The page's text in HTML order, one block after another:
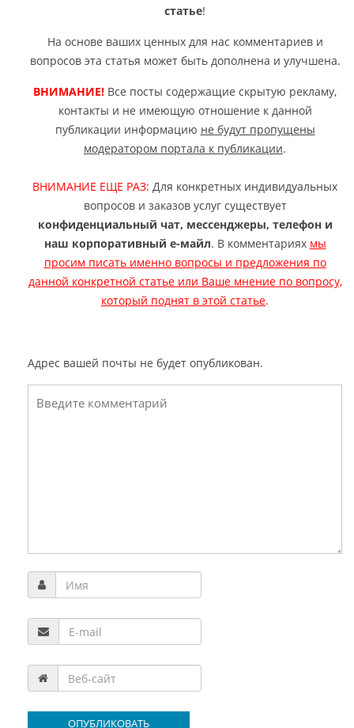
статье!
На основе ваших ценных для нас комментариев и
вопросов эта статья может быть дополнена и улучшена.
ВНИМАНИЕ! Все посты содержащие скрытую рекламу,
контакты и не имеющую отношение к данной
публикации информацию не будут пропущены
модератором портала к публикации.
ВНИМАНИЕ ЕЩЕ РАЗ: Для конкретных индивидуальных
вопросов и заказов услуг существует
конфиденциальный чат, мессенджеры, телефон и
наш корпоративный е-майл. В комментариях мы
просим писать именно вопросы и предложения по
данной конкретной статье или Ваше мнение по вопросу,
который поднят в этой статье.
Адрес вашей почты не будет опубликован.